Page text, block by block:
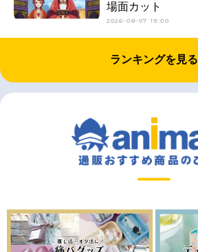
場面カット
2026-08-07 19:00
ランキングを見る